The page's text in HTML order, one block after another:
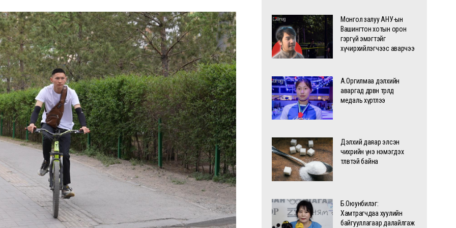
Монгол залуу АНУ-ын
Вашингтон хотын орон
гэргүй эмэгтэйг
хүчирхийлэгчээс аварчээ
А.Оргилмаа дэлхийн
аваргад дөрвөн төрөлд
медаль хүртлээ
Дэлхий даяар элсэн
чихрийн үнэ нэмэгдэх
төлөвтэй байна
Б.Оюунбилэг:
Хамтрагчдаа хуулийн
байгууллагаар далайлгаж